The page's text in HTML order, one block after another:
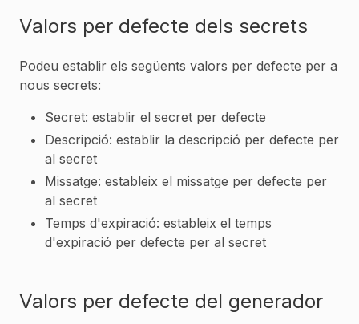
Valors per defecte dels secrets
Podeu establir els següents valors per defecte per a
nous secrets:
Secret: establir el secret per defecte
Descripció: establir la descripció per defecte per
al secret
Missatge: estableix el missatge per defecte per
al secret
Temps d'expiració: estableix el temps
d'expiració per defecte per al secret
Valors per defecte del generador